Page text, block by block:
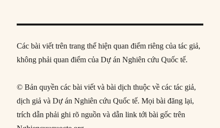
Các bài viết trên trang thể hiện quan điểm riêng của tác giả,
không phải quan điểm của Dự án Nghiên cứu Quốc tế.
© Bản quyền các bài viết và bài dịch thuộc về các tác giả,
dịch giả và Dự án Nghiên cứu Quốc tế. Mọi bài đăng lại,
trích dẫn phải ghi rõ nguồn và dẫn link tới bài gốc trên